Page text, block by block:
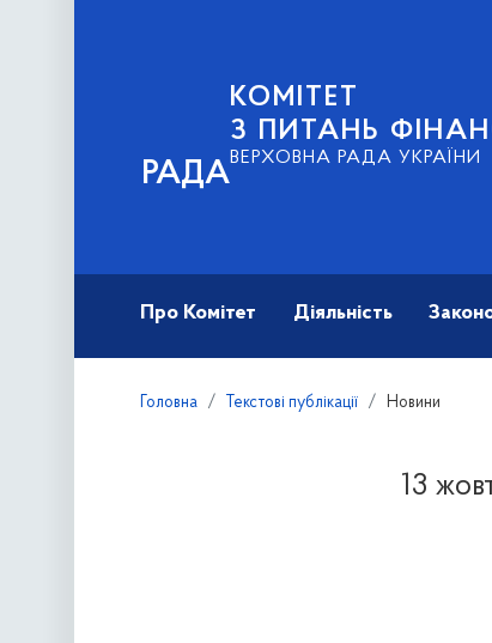
РАДА
КОМІТЕТ
З ПИТАНЬ
ВЕРХОВНА РАДА УКРАЇНИ
Про Комітет Діяльність
Головна Текстові публікації Новини
13